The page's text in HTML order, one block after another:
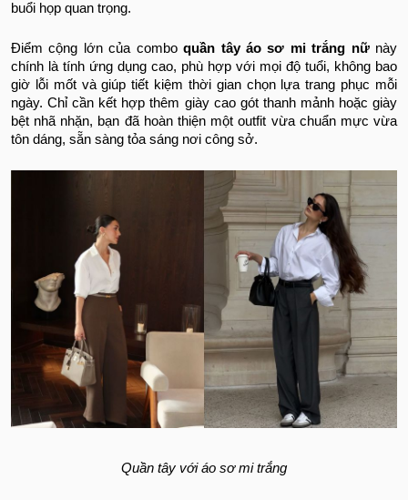
buổi họp quan trọng.
Điểm cộng lớn của comboquần tây áo sơ mi trắng nữ này
chính là tính ứng dụng cao, phù hợp với mọi độ tuổi, không bao
giờ lỗi mốt và giúp tiết kiệm thời gian chọn lựa trang phục mỗi
ngày. Chỉ cần kết hợp thêm giày cao gót thanh mảnh hoặc giày
bệt nhã nhặn, bạn đã hoàn thiện một outfit vừa chuẩn mực vừa
tôn dáng, sẵn sàng tỏa sáng nơi công sở.
Quần tây với áo sơ mi trắng